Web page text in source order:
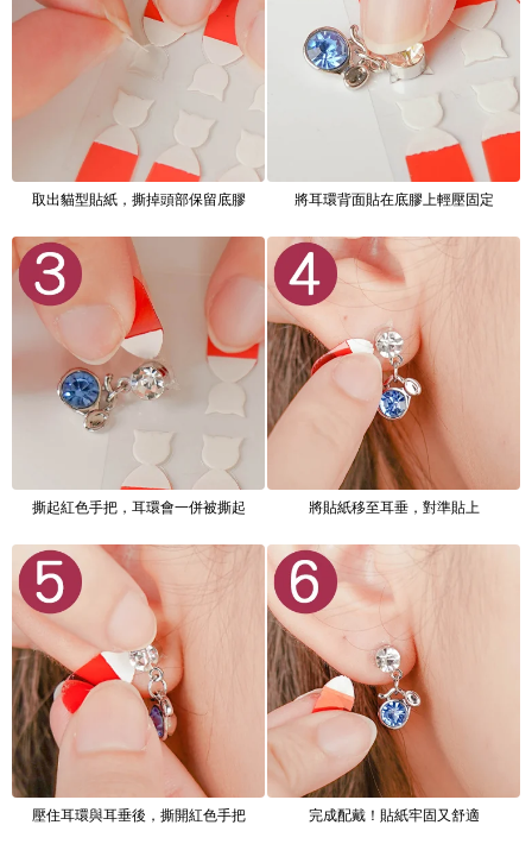
取出貓型貼紙，撕掉頭部保留底膠 將耳環背面貼在底膠上輕壓固定
撕起紅色手把，耳環會一併被撕起 將貼紙移至耳垂，對準貼上
壓住耳環與耳垂後，撕開紅色手把 完成配戴！貼紙牢固又舒適